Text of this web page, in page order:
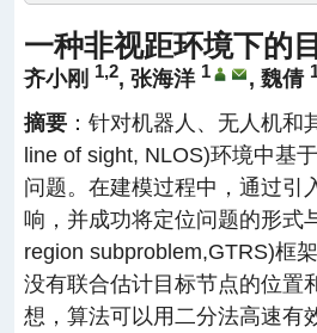
一种非视距环境下的
齐小刚 1,2, 张海洋 1 , 魏倩
摘要 ：针对机器人、无人机
line of sight, NLOS)环境中基
问题。在建模过程中，通过引
响，并成功将定位问题的形式
region subproblem,GTRS)框
没有联合估计目标节点的位置
想，算法可以用二分法高速有